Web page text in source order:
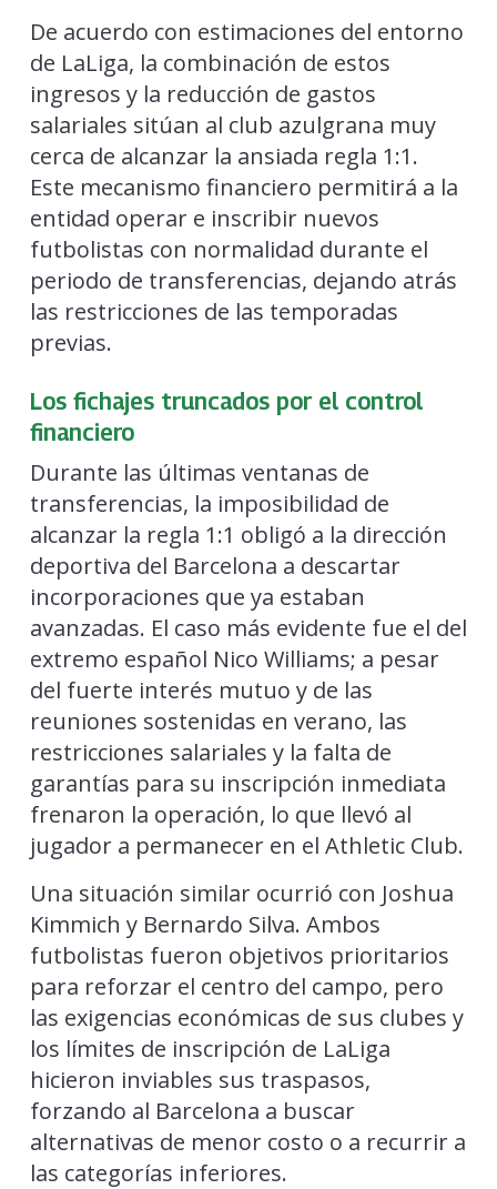
De acuerdo con estimaciones del entorno
de LaLiga, la combinación de estos
ingresos y la reducción de gastos
salariales sitúan al club azulgrana muy
cerca de alcanzar la ansiada regla 1:1.
Este mecanismo financiero permitirá a la
entidad operar e inscribir nuevos
futbolistas con normalidad durante el
periodo de transferencias, dejando atrás
las restricciones de las temporadas
previas.
Los fichajes truncados por el control
financiero
Durante las últimas ventanas de
transferencias, la imposibilidad de
alcanzar la regla 1:1 obligó a la dirección
deportiva del Barcelona a descartar
incorporaciones que ya estaban
avanzadas. El caso más evidente fue el del
extremo español Nico Williams; a pesar
del fuerte interés mutuo y de las
reuniones sostenidas en verano, las
restricciones salariales y la falta de
garantías para su inscripción inmediata
frenaron la operación, lo que llevó al
jugador a permanecer en el Athletic Club.
Una situación similar ocurrió con Joshua
Kimmich y Bernardo Silva. Ambos
futbolistas fueron objetivos prioritarios
para reforzar el centro del campo, pero
las exigencias económicas de sus clubes y
los límites de inscripción de LaLiga
hicieron inviables sus traspasos,
forzando al Barcelona a buscar
alternativas de menor costo o a recurrir a
las categorías inferiores.